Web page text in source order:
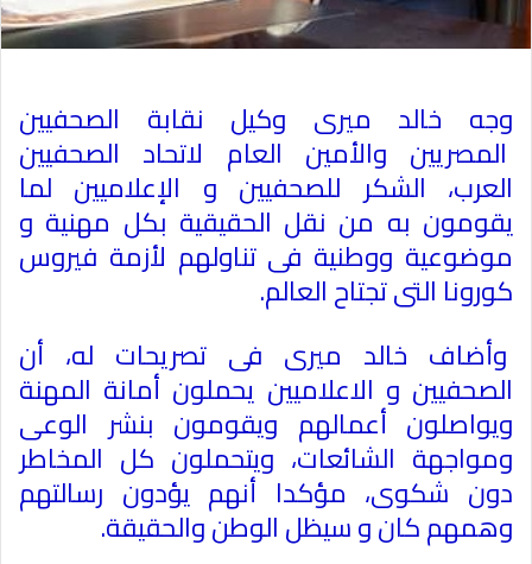
وجه خالد ميرى وكيل نقابة الصحفيين
المصريين والأمين العام لاتحاد الصحفيين
العرب، الشكر للصحفيين و الإعلاميين لما
يقومون به من نقل الحقيقية بكل مهنية و
موضوعية ووطنية فى تناولهم لأزمة فيروس
كورونا التى تجتاح العالم.
وأضاف خالد ميرى فى تصريحات له، أن
الصحفيين و الاعلاميين يحملون أمانة المهنة
ويواصلون أعمالهم ويقومون بنشر الوعى
ومواجهة الشائعات، ويتحملون كل المخاطر
دون شكوى، مؤكدا أنهم يؤدون رسالتهم
وهمهم كان و سيظل الوطن والحقيقة.